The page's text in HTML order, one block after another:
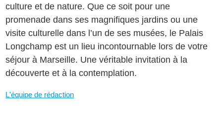
culture et de nature. Que ce soit pour une
promenade dans ses magnifiques jardins ou une
visite culturelle dans l’un de ses musées, le Palais
Longchamp est un lieu incontournable lors de votre
séjour à Marseille. Une véritable invitation à la
découverte et à la contemplation.
L'équipe de rédaction